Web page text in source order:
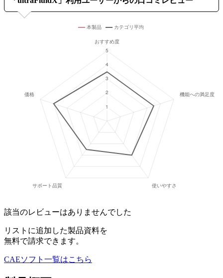
該当のレビューはありませんでした
リストに追加した製品資料を
無料で請求できます。
CAEソフト 一覧はこちら